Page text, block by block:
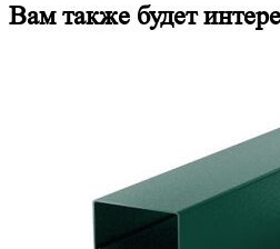
Вам также будет